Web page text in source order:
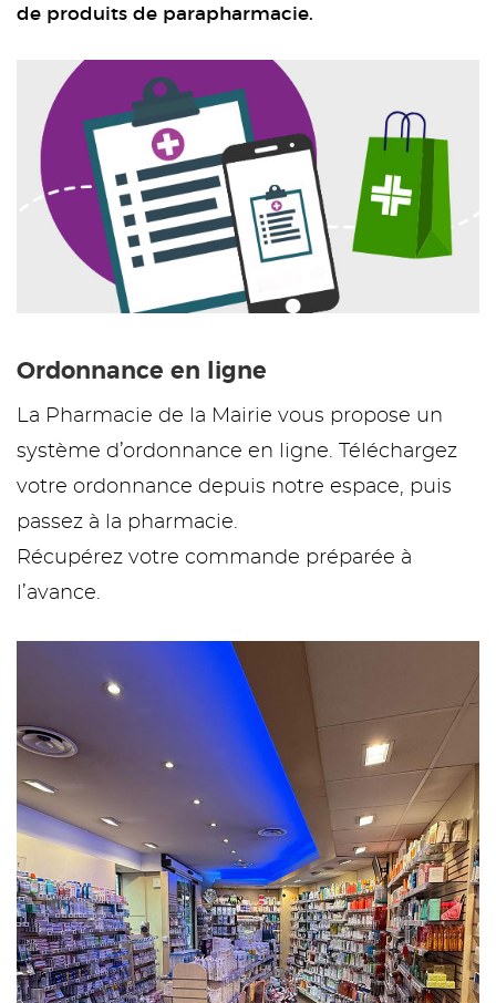
de produits de parapharmacie.
Ordonnance en ligne
La Pharmacie de la Mairie vous propose un
système d’ordonnance en ligne. Téléchargez
votre ordonnance depuis notre espace, puis
passez à la pharmacie.
Récupérez votre commande préparée à
l’avance.